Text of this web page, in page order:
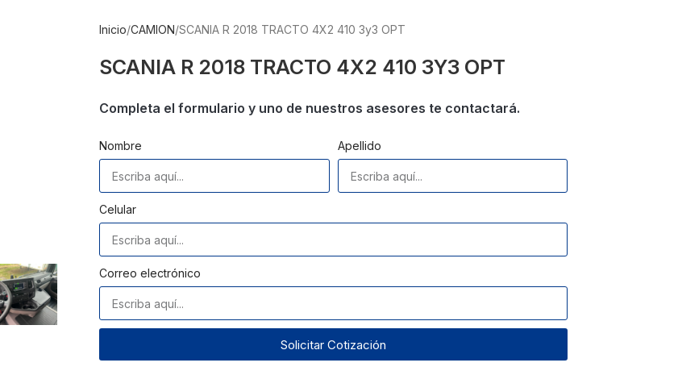
Inicio CAMION SCANIA R 2018 TRACTO 4X2 410 3y3 OPT
SCANIA R 2018 TRACTO 4X2 410 3Y3 OPT
Completa el formulario y uno de nuestros asesores te contactará.
Nombre Apellido
Celular
Correo electrónico
Solicitar Cotización